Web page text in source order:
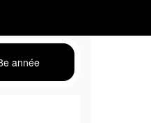
année